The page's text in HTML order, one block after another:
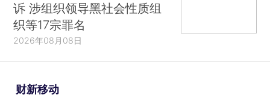
诉 涉组织领导黑社会性质组
织等17宗罪名
2026年08月08日
财新移动